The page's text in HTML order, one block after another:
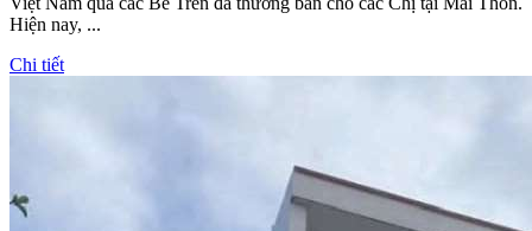
Hiện nay, ...
Chi tiết